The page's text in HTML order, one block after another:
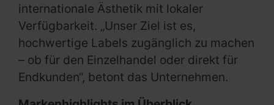
internationale Ästhetik mit lokaler
Verfügbarkeit. „Unser Ziel ist es,
hochwertige Labels zugänglich zu machen
– ob für den Einzelhandel oder direkt für
Endkunden“, betont das Unternehmen.